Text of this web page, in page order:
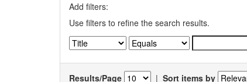
Add filters:
Use filters to refine the search results.
Results/Page | Sort items by